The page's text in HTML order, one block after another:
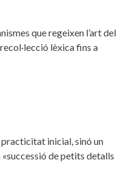
que regeixen l’art del
lèxica fins a
practicitat inicial, sinó un
de petits detalls